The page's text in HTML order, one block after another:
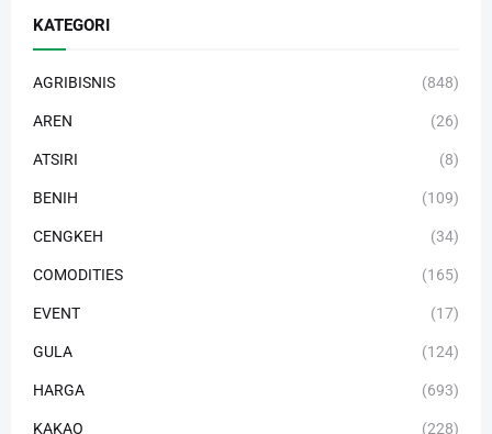
KATEGORI
AGRIBISNIS (848)
AREN (26)
ATSIRI (8)
BENIH (109)
CENGKEH (34)
COMODITIES (165)
EVENT (17)
GULA (124)
HARGA (693)
KAKAO (228)